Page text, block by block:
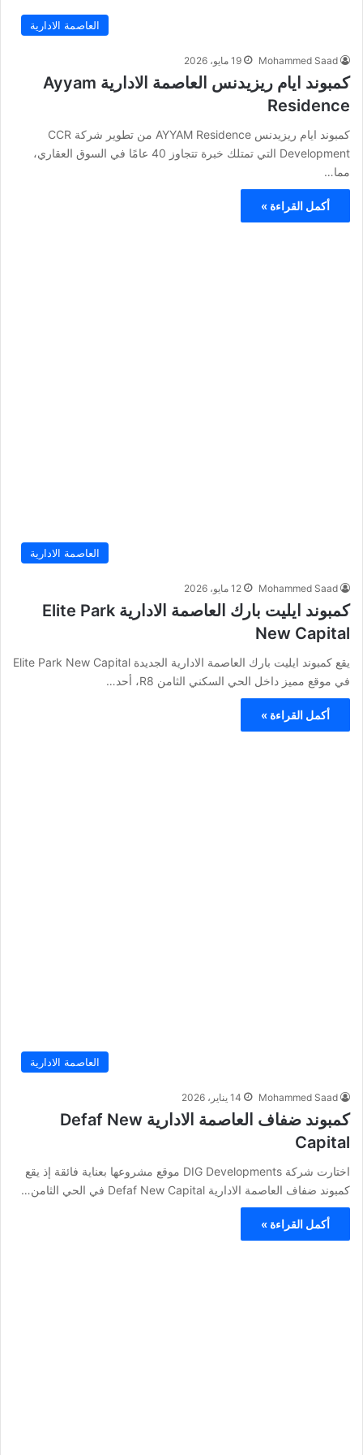
العاصمة الادارية
Mohammed Saad 19 مايو، 2026
كمبوند ايام ريزيدنس العاصمة الادارية Ayyam
Residence
كمبوند ايام ريزيدنس AYYAM Residence من تطوير شركة CCR
Development التي تمتلك خبرة تتجاوز 40 عامًا في السوق العقاري،
مما…
أكمل القراءة »
العاصمة الادارية
Mohammed Saad 12 مايو، 2026
كمبوند ايليت بارك العاصمة الادارية Elite Park
New Capital
يقع كمبوند ايليت بارك العاصمة الادارية الجديدة Elite Park New Capital
في موقع مميز داخل الحي السكني الثامن R8، أحد…
أكمل القراءة »
العاصمة الادارية
Mohammed Saad 14 يناير، 2026
كمبوند ضفاف العاصمة الادارية Defaf New
Capital
اختارت شركة DIG Developments موقع مشروعها بعناية فائقة إذ يقع
كمبوند ضفاف العاصمة الادارية Defaf New Capital في الحي الثامن…
أكمل القراءة »